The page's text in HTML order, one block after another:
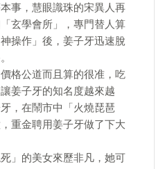
事，慧眼識珠的宋異人再
玄學會所」，專門替人算
操作」後，姜子牙迅速脫
格公道而且算的很准，吃
姜子牙的知名度越來越
，在鬧市中「火燒琵琶
重金聘用姜子牙做了下大
」的美女來歷非凡，她可